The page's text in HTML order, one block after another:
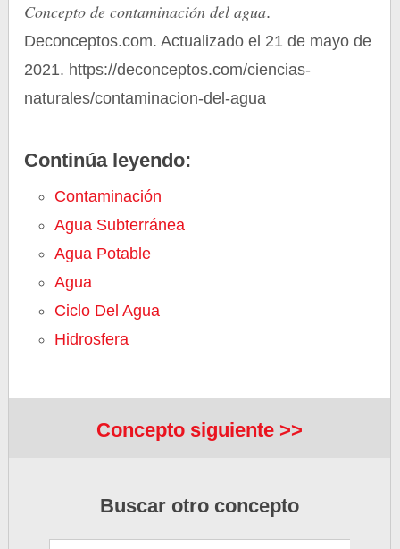
Concepto de contaminación del agua.
Deconceptos.com. Actualizado el 21 de mayo de
2021. https://deconceptos.com/ciencias-
naturales/contaminacion-del-agua
Continúa leyendo:
Contaminación
Agua Subterránea
Agua Potable
Agua
Ciclo Del Agua
Hidrosfera
Concepto siguiente >>
Buscar otro concepto